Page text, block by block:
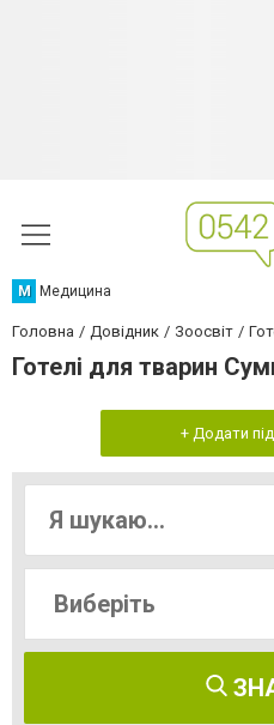
М Медицина
Головна Довідник Зоосвіт
Готелі для тварин
+ Додати